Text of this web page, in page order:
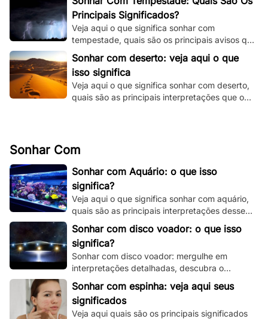
Principais Significados?
Veja aqui o que significa sonhar com
tempestade, quais são os principais avisos que
o seu subconsciente está tentando te dizer e
muito mais.
Sonhar com deserto: veja aqui o que
isso significa
Veja aqui o que significa sonhar com deserto,
quais são as principais interpretações que o
Sonhar Com
Sonhar com Aquário: o que isso
significa?
Veja aqui o que significa sonhar com aquário,
quais são as principais interpretações desse
sonho e muito mais. Clique e fique por dentro.
Sonhar com disco voador: o que isso
significa?
Sonhar com disco voador: mergulhe em
interpretações detalhadas, descubra o
significado espiritual e psicológico e todas as
variações!
Sonhar com espinha: veja aqui seus
significados
Veja aqui quais são os principais significados